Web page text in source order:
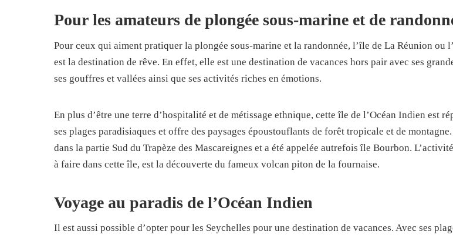
Pour les amateurs de plongée sous-marine et de
Pour ceux qui aiment pratiquer la plongée sous-marine et la randonnée, l’île de La Réunion ou
est la destination de rêve. En effet, elle est une destination de vacances hors pair avec ses
ses gouffres et vallées ainsi que ses activités riches en émotions.
En plus d’être une terre d’hospitalité et de métissage ethnique, cette île de l’Océan Indien est
ses plages paradisiaques et offre des paysages époustouflants de forêt tropicale et de montagne.
dans la partie Sud du Trapèze des Mascareignes et a été appelée autrefois île Bourbon.
à faire dans cette île, est la découverte du fameux volcan piton de la fournaise.
Voyage au paradis de l’Océan Indien
Il est aussi possible d’opter pour les Seychelles pour une destination de vacances. Avec ses